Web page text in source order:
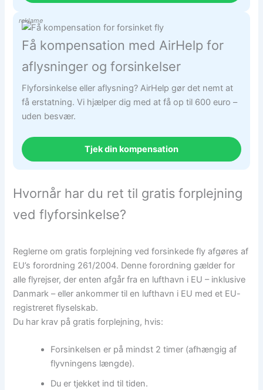
reklame
Få kompensation med AirHelp for
aflysninger og forsinkelser
Flyforsinkelse eller aflysning? AirHelp gør det nemt at
få erstatning. Vi hjælper dig med at få op til 600 euro –
uden besvær.
Tjek din kompensation
Hvornår har du ret til gratis forplejning
ved flyforsinkelse?
Reglerne om gratis forplejning ved forsinkede fly afgøres af
EU’s forordning 261/2004. Denne forordning gælder for
alle flyrejser, der enten afgår fra en lufthavn i EU – inklusive
Danmark – eller ankommer til en lufthavn i EU med et EU-
registreret flyselskab.
Du har krav på gratis forplejning, hvis:
Forsinkelsen er på mindst 2 timer (afhængig af
flyvningens længde).
Du er tjekket ind til tiden.